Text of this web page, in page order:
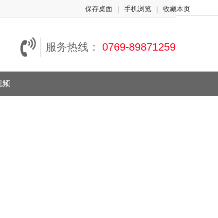
保存桌面 | 手机浏览 | 收藏本页
服务热线： 0769-89871259
频